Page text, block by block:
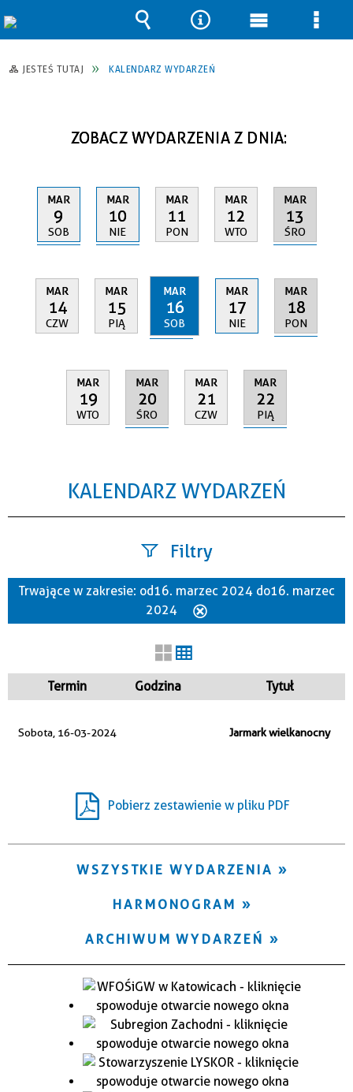
JESTEŚ TUTAJ KALENDARZ WYDARZEŃ
ZOBACZ WYDARZENIA Z DNIA:
MAR
9
SOB
MAR
10
NIE
MAR
11
PON
MAR
12
WTO
MAR
13
ŚRO
MAR
14
CZW
MAR
15
PIĄ
MAR
16
SOB
MAR
17
NIE
MAR
18
PON
MAR
19
WTO
MAR
20
ŚRO
MAR
21
CZW
MAR
22
PIĄ
KALENDARZ WYDARZEŃ
Filtry
Szukana fraza
Trwające w zakresie: od 16. marzec 2024 do 16. marzec
2024
Termin Godzina Tytuł
Sobota, 16-03-2024 Jarmark wielkanocny
Pobierz zestawienie w pliku PDF
WSZYSTKIE WYDARZENIA
HARMONOGRAM
ARCHIWUM WYDARZEŃ
Wyszukiwarka
Narzędzia
Menu Menu